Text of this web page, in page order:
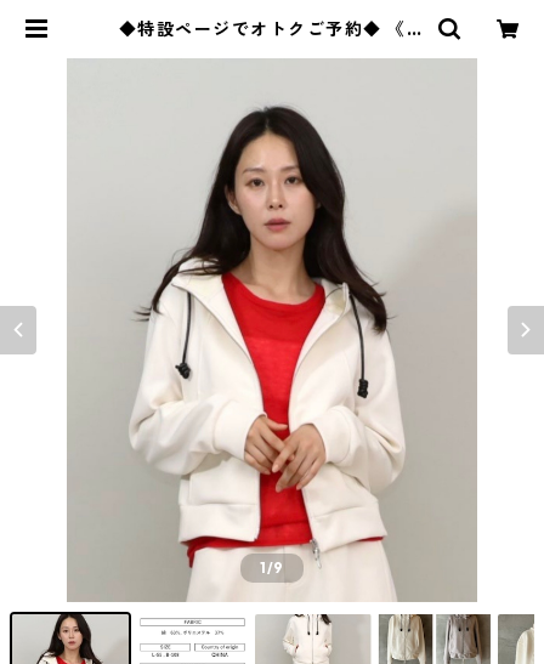
◆特設ページでオトクご予約◆ 《マ
1/9